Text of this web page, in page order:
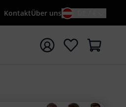
KontaktÜber uns
starten